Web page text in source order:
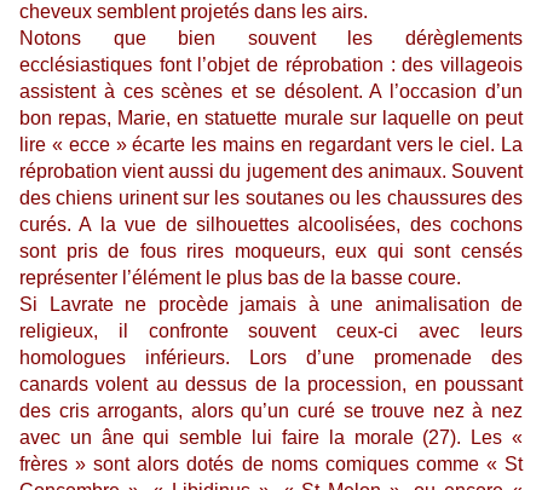
cheveux semblent projetés dans les airs.
Notons que bien souvent les dérèglements
ecclésiastiques font l’objet de réprobation : des villageois
assistent à ces scènes et se désolent. A l’occasion d’un
bon repas, Marie, en statuette murale sur laquelle on peut
lire « ecce » écarte les mains en regardant vers le ciel. La
réprobation vient aussi du jugement des animaux. Souvent
des chiens urinent sur les soutanes ou les chaussures des
curés. A la vue de silhouettes alcoolisées, des cochons
sont pris de fous rires moqueurs, eux qui sont censés
représenter l’élément le plus bas de la basse coure.
Si Lavrate ne procède jamais à une animalisation de
religieux, il confronte souvent ceux-ci avec leurs
homologues inférieurs. Lors d’une promenade des
canards volent au dessus de la procession, en poussant
des cris arrogants, alors qu’un curé se trouve nez à nez
avec un âne qui semble lui faire la morale (27). Les «
frères » sont alors dotés de noms comiques comme « St